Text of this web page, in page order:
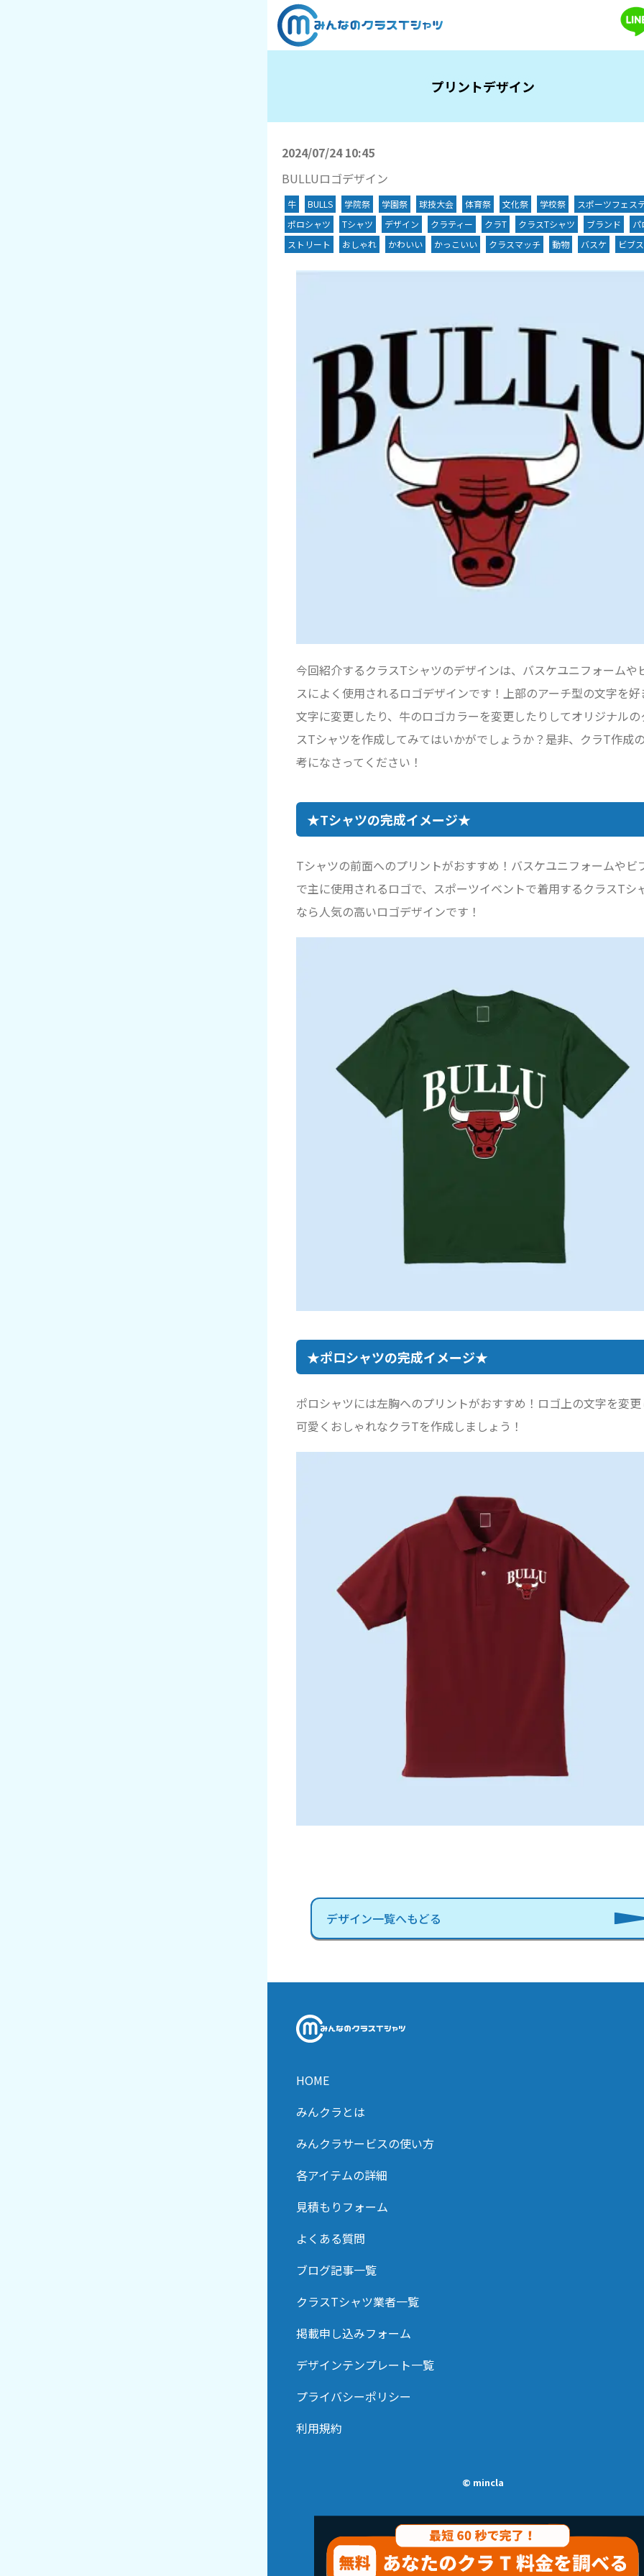
プリントデザイン
2024/07/24 10:45
BULLUロゴデザイン
牛 BULLS 学院祭 学園祭 球技大会 体育祭 文化祭 学校祭
スポーツフェス
ポロシャツ
Tシャツ デザイン クラティー クラT クラスTシャツ ブランド
パ
ストリート
おしゃれ かわいい かっこいい クラスマッチ 動物 バスケ ビブス
今回紹介するクラスTシャツのデザインは、バスケユニフォームや
スによく使用されるロゴデザインです！上部のアーチ型の文字を好
文字に変更したり、牛のロゴカラーを変更したりしてオリジナルの
スTシャツを作成してみてはいかがでしょうか？是非、クラT作成
考になさってください！
★Tシャツの完成イメージ★
Tシャツの前面へのプリントがおすすめ！バスケユニフォームやビ
で主に使用されるロゴで、スポーツイベントで着用するクラスTシ
なら人気の高いロゴデザインです！
★ポロシャツの完成イメージ★
ポロシャツには左胸へのプリントがおすすめ！ロゴ上の文字を変
可愛くおしゃれなクラTを作成しましょう！
デザイン一覧へもどる
HOME
みんクラとは
みんクラサービスの使い方
各アイテムの詳細
見積もりフォーム
よくある質問
ブログ記事一覧
クラスTシャツ業者一覧
掲載申し込みフォーム
デザインテンプレート一覧
プライバシーポリシー
利用規約
© mincla